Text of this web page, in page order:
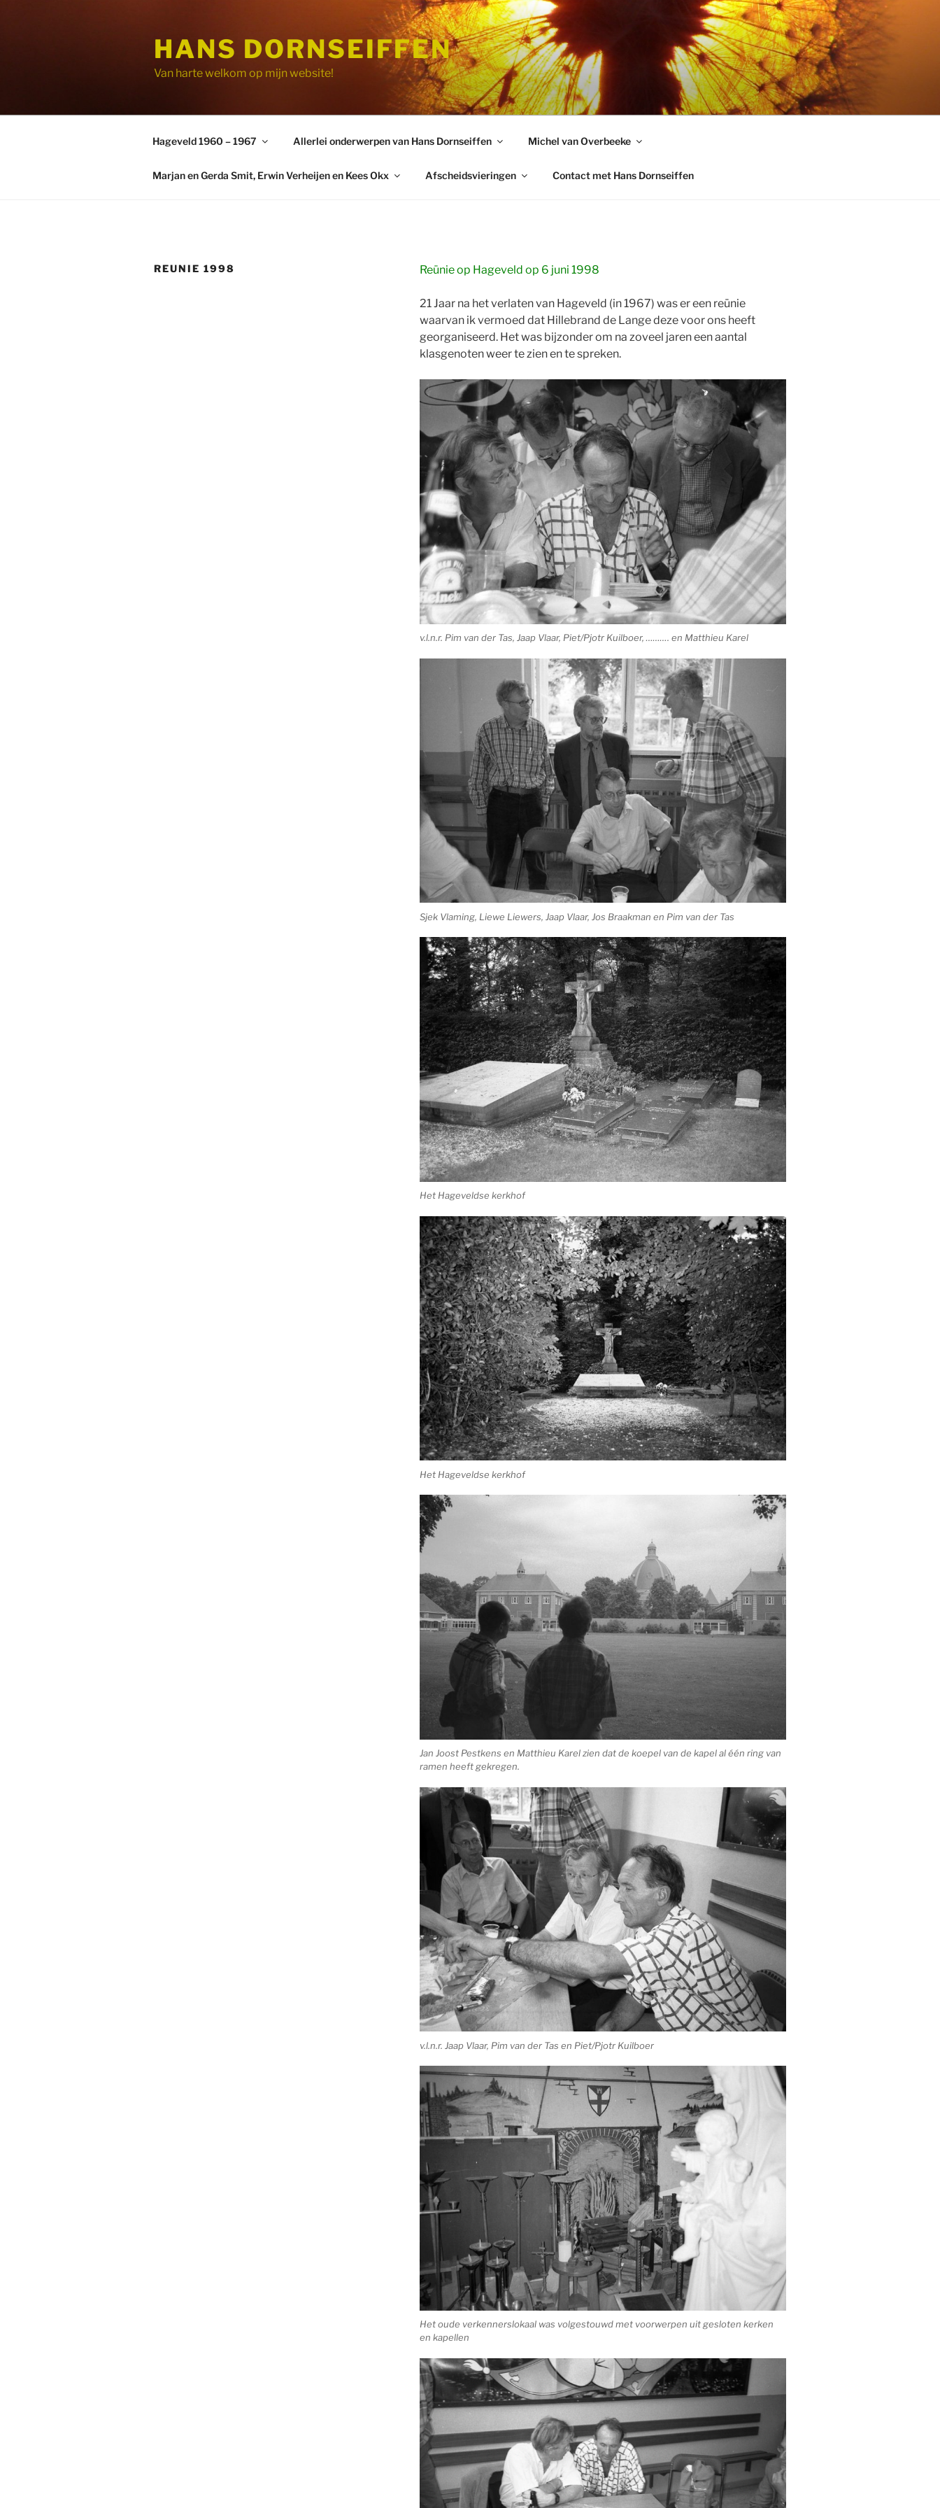
HANS DORNSEIFFEN
Van harte welkom op mijn website!
Hageveld 1960 – 1967 Allerlei onderwerpen van Hans Dornseiffen Michel van Overbeeke
Marjan en Gerda Smit, Erwin Verheijen en Kees Okx Afscheidsvieringen Contact met Hans Dornseiffen
REUNIE 1998 Reünie op Hageveld op 6 juni 1998
21 Jaar na het verlaten van Hageveld (in 1967) was er een reünie
waarvan ik vermoed dat Hillebrand de Lange deze voor ons heeft
georganiseerd. Het was bijzonder om na zoveel jaren een aantal
klasgenoten weer te zien en te spreken.
v.l.n.r. Pim van der Tas, Jaap Vlaar, Piet/Pjotr Kuilboer, ………. en Matthieu Karel
Sjek Vlaming, Liewe Liewers, Jaap Vlaar, Jos Braakman en Pim van der Tas
Het Hageveldse kerkhof
Het Hageveldse kerkhof
Jan Joost Pestkens en Matthieu Karel zien dat de koepel van de kapel al één ring van
ramen heeft gekregen.
v.l.n.r. Jaap Vlaar, Pim van der Tas en Piet/Pjotr Kuilboer
Het oude verkennerslokaal was volgestouwd met voorwerpen uit gesloten kerken
en kapellen